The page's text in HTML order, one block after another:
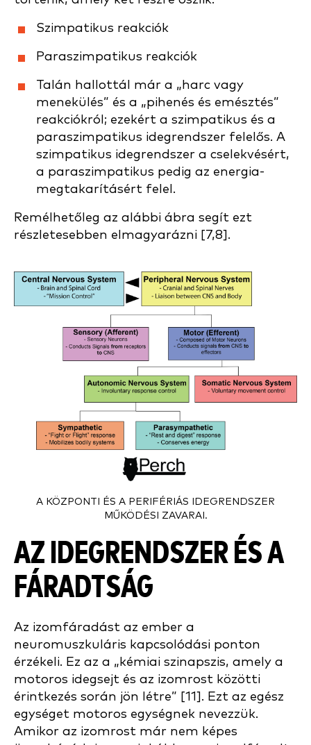
Szimpatikus reakciók
Paraszimpatikus reakciók
Talán hallottál már a „harc vagy
menekülés” és a „pihenés és emésztés”
reakciókról; ezekért a szimpatikus és a
paraszimpatikus idegrendszer felelős. A
szimpatikus idegrendszer a cselekvésért,
a paraszimpatikus pedig az energia-
megtakarításért felel.
Remélhetőleg az alábbi ábra segít ezt
részletesebben elmagyarázni [7,8].
A KÖZPONTI ÉS A PERIFÉRIÁS IDEGRENDSZER
MŰKÖDÉSI ZAVARAI.
AZ IDEGRENDSZER ÉS A
FÁRADTSÁG
Az izomfáradást az ember a
neuromuszkuláris kapcsolódási ponton
érzékeli. Ez az a „kémiai szinapszis, amely a
motoros idegsejt és az izomrost közötti
érintkezés során jön létre” [11]. Ezt az egész
egységet motoros egységnek nevezzük.
Amikor az izomrost már nem képes